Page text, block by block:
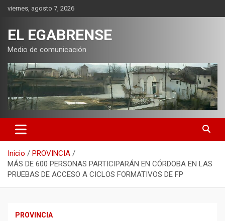
Saltarviernes, agosto 7, 2026
EL EGABRENSE
Medio de comunicación
Inicio
PROVINCIA
MÁS DE 600 PERSONAS PARTICIPARÁN EN CÓRDOBA EN LAS
PRUEBAS DE ACCESO A CICLOS FORMATIVOS DE FP
PROVINCIA